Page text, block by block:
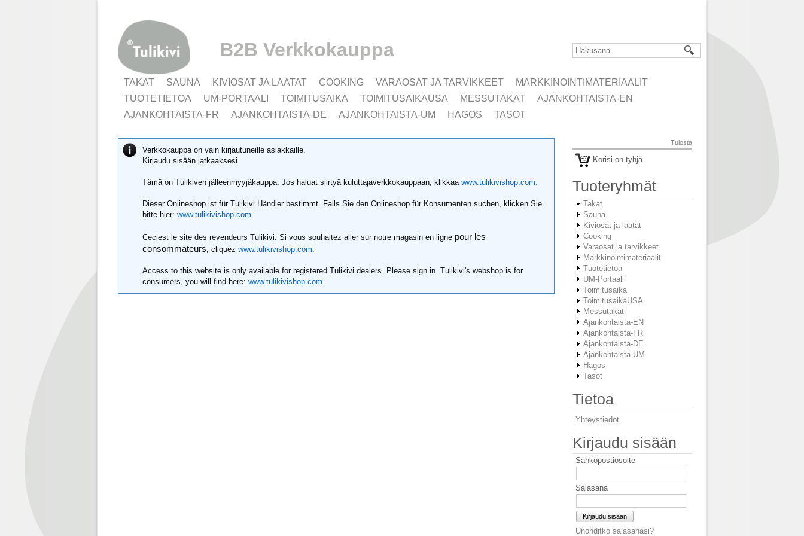
B2B Verkkokauppa
TAKAT SAUNA KIVIOSAT JA LAATAT COOKING VARAOSAT JA TARVIKKEET
MARKKINOINTIMATERIAALIT
TUOTETIETOA
UM-PORTAALI TOIMITUSAIKA TOIMITUSAIKAUSA MESSUTAKAT
AJANKOHTAISTA-EN
AJANKOHTAISTA-FR
AJANKOHTAISTA-DE AJANKOHTAISTA-UM HAGOS TASOT
Tulosta
Korisi on tyhjä.
Tuoteryhmät
Takat
Sauna
Kiviosat ja laatat
Cooking
Varaosat ja tarvikkeet
Markkinointimateriaalit
Tuotetietoa
UM-Portaali
Toimitusaika
ToimitusaikaUSA
Messutakat
Ajankohtaista-EN
Ajankohtaista-FR
Ajankohtaista-DE
Ajankohtaista-UM
Hagos
Tasot
Tietoa
Yhteystiedot
Kirjaudu sisään
Sähköpostiosoite
Salasana
Kirjaudu sisään
Unohditko salasanasi?
Verkkokauppa on vain kirjautuneille asiakkaille.
Kirjaudu sisään jatkaaksesi.
Tämä on Tulikiven jälleenmyyjäkauppa. Jos haluat siirtyä kuluttajaverkkokauppaan, klikkaawww.tulikivishop.com.
Dieser Onlineshop ist für Tulikivi Händler bestimmt. Falls Sie den Onlineshop für Konsumenten suchen, klicken Sie
bitte hier: www.tulikivishop.com.
Ceciest le site des revendeurs Tulikivi. Si vous souhaitez aller sur notre magasin en ligne pour les
consommateurs, cliquez www.tulikivishop.com.
Access to this website is only available for registered Tulikivi dealers. Please sign in. Tulikivi's webshop is for
consumers, you will find here: www.tulikivishop.com.